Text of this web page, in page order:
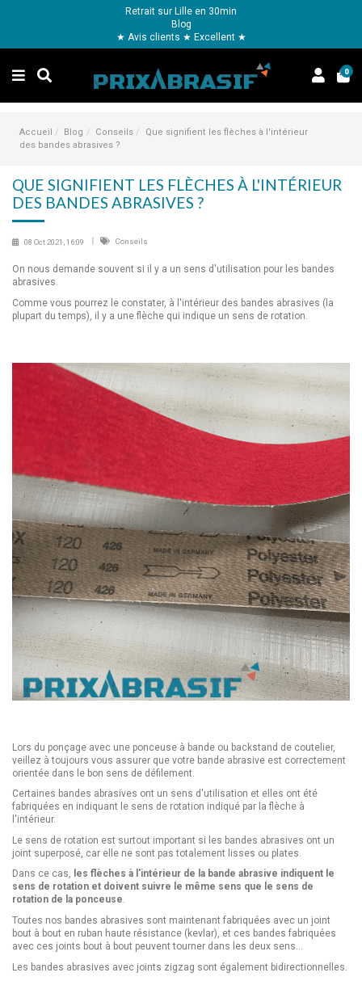
Retrait sur Lille en 30min
Blog
★ Avis clients ★ Excellent ★
0
Accueil Blog Conseils
Que signifient les flèches à l'intérieur
des bandes abrasives ?
QUE SIGNIFIENT LES FLÈCHES À L'INTÉRIEUR
DES BANDES ABRASIVES ?
08 Oct 2021, 16:09 Conseils
On nous demande souvent si il y a un sens d'utilisation pour les bandes
abrasives.
Comme vous pourrez le constater, à l'intérieur des bandes abrasives (la
plupart du temps), il y a une flèche qui indique un sens de rotation.
Lors du ponçage avec une ponceuse à bande ou backstand de coutelier,
veillez à toujours vous assurer que votre bande abrasive est correctement
orientée dans le bon sens de défilement.
Certaines bandes abrasives ont un sens d'utilisation et elles ont été
fabriquées en indiquant le sens de rotation indiqué par la flèche à
l'intérieur.
Le sens de rotation est surtout important si les bandes abrasives ont un
joint superposé, car elle ne sont pas totalement lisses ou plates.
Dans ce cas, les flèches à l'intérieur de la bande abrasive indiquent le
sens de rotation et doivent suivre le même sens que le sens de
rotation de la ponceuse.
Toutes nos bandes abrasives sont maintenant fabriquées avec un joint
bout à bout en ruban haute résistance (kevlar), et ces bandes fabriquées
avec ces joints bout à bout peuvent tourner dans les deux sens...
Les bandes abrasives avec joints zigzag sont également bidirectionnelles.